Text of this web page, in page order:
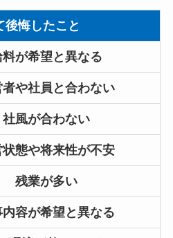
後悔したこと
料が希望と異なる
者や社員と合わない
社風が合わない
状態や将来性が不安
残業が多い
容が希望と異なる